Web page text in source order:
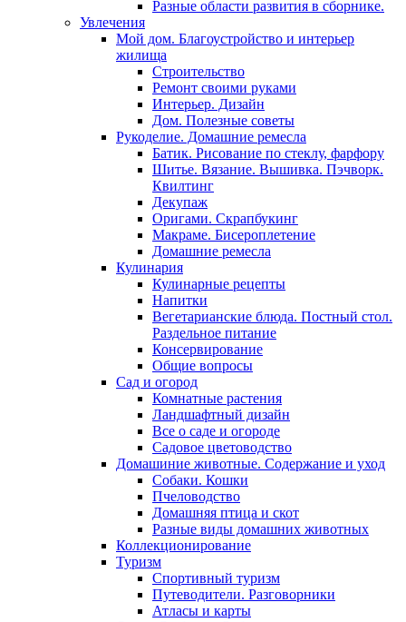
Разные области развития в сборнике.
Увлечения
Мой дом. Благоустройство и интерьер
жилища
Строительство
Ремонт своими руками
Интерьер. Дизайн
Дом. Полезные советы
Рукоделие. Домашние ремесла
Батик. Рисование по стеклу, фарфору
Шитье. Вязание. Вышивка. Пэчворк.
Квилтинг
Декупаж
Оригами. Скрапбукинг
Макраме. Бисероплетение
Домашние ремесла
Кулинария
Кулинарные рецепты
Напитки
Вегетарианские блюда. Постный стол.
Раздельное питание
Консервирование
Общие вопросы
Сад и огород
Комнатные растения
Ландшафтный дизайн
Все о саде и огороде
Садовое цветоводство
Домашиние животные. Содержание и уход
Собаки. Кошки
Пчеловодство
Домашняя птица и скот
Разные виды домашних животных
Коллекционирование
Туризм
Спортивный туризм
Путеводители. Разговорники
Атласы и карты